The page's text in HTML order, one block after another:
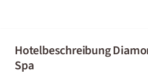
Hotelbeschreibung
Spa